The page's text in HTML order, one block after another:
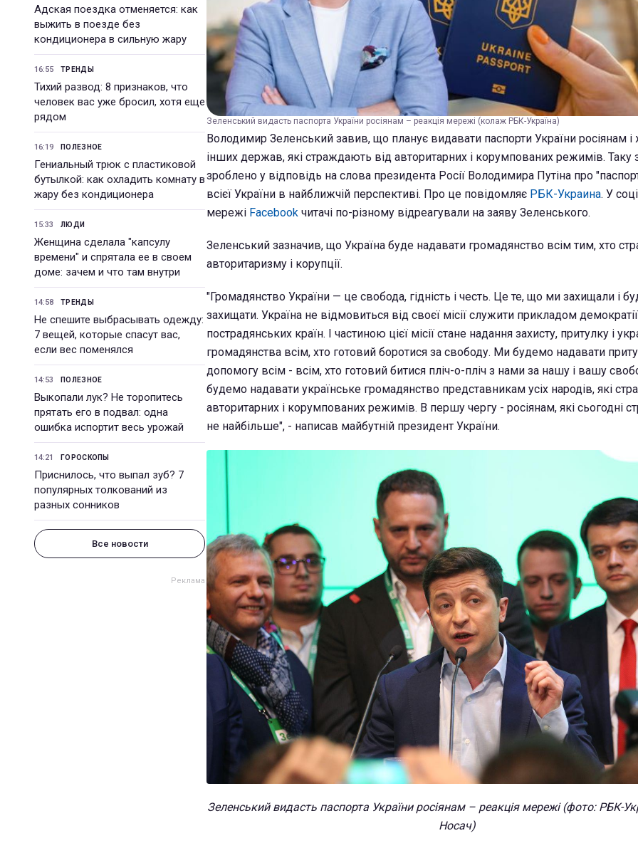
Адская поездка отменяется: как
выжить в поезде без
кондиционера в сильную жару
16:55 ТРЕНДЫ
Тихий развод: 8 признаков, что
человек вас уже бросил, хотя еще
рядом
16:19 ПОЛЕЗНОЕ
Гениальный трюк с пластиковой
бутылкой: как охладить комнату в
жару без кондиционера
15:33 ЛЮДИ
Женщина сделала "капсулу
времени" и спрятала ее в своем
доме: зачем и что там внутри
14:58 ТРЕНДЫ
Не спешите выбрасывать одежду:
7 вещей, которые спасут вас,
если вес поменялся
14:53 ПОЛЕЗНОЕ
Выкопали лук? Не торопитесь
прятать его в подвал: одна
ошибка испортит весь урожай
14:21 ГОРОСКОПЫ
Приснилось, что выпал зуб? 7
популярных толкований из
разных сонников
Все новости
Зеленський видасть паспорта України росіянам – реакція мережі (колаж РБК-Україна)
Володимир Зеленський завив, що планує видавати паспорти України росіянам
інших держав, які страждають від авторитарних і корумпованих режимів. Таку
зроблено у відповідь на слова президента Росії Володимира Путіна про
всієї України в найближчій перспективі. Про це повідомляє РБК-Украина. У
мережі Facebook читачі по-різному відреагували на заяву Зеленського.
Зеленський зазначив, що Україна буде надавати громадянство всім тим, хто
авторитаризму і корупції.
"Громадянство України — це свобода, гідність і честь. Це те, що ми захищали і
захищати. Україна не відмовиться від своєї місії служити прикладом
пострадянських країн. І частиною цієї місії стане надання захисту, притулку і
громадянства всім, хто готовий боротися за свободу. Ми будемо надавати
допомогу всім - всім, хто готовий битися пліч-о-пліч з нами за нашу і вашу
будемо надавати українське громадянство представникам усіх народів, які
авторитарних і корумпованих режимів. В першу чергу - росіянам, які сьогодні
не найбільше", - написав майбутній президент України.
Зеленський видасть паспорта України росіянам – реакція мережі (фото: РБК-
Носач)